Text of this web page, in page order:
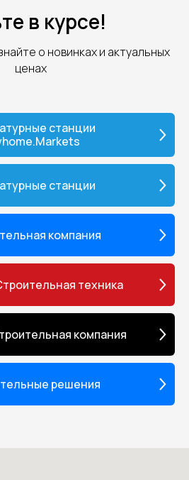
в курсе!
о новинках и актуальных
ценах
станции
станции
компания
техника
компания
решения